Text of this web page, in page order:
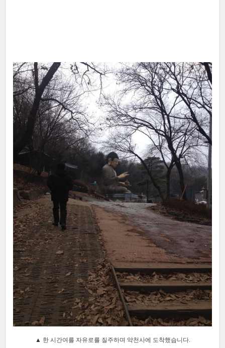
▲ 한 시간여를 자유로를 질주하며 약천사에 도착했습니다.